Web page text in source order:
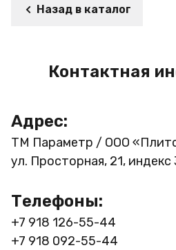
Назад в каталог
Контактная
Адрес:
ТМ Параметр / ООО
ул. Просторная, 21,
Телефоны:
+7 918 126-55-44
+7 918 092-55-44